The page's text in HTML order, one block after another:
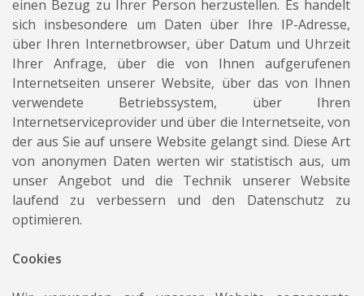
einen Bezug zu Ihrer Person herzustellen. Es handelt
sich insbesondere um Daten über Ihre IP-Adresse,
über Ihren Internetbrowser, über Datum und Uhrzeit
Ihrer Anfrage, über die von Ihnen aufgerufenen
Internetseiten unserer Website, über das von Ihnen
verwendete Betriebssystem, über Ihren
Internetserviceprovider und über die Internetseite, von
der aus Sie auf unsere Website gelangt sind. Diese Art
von anonymen Daten werten wir statistisch aus, um
unser Angebot und die Technik unserer Website
laufend zu verbessern und den Datenschutz zu
optimieren.
Cookies